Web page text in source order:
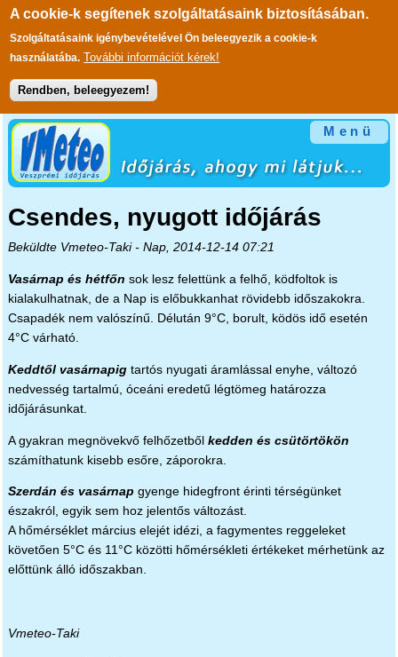
A cookie-k segítenek szolgáltatásaink biztosításában.
Szolgáltatásaink igénybevételével Ön beleegyezik a cookie-k
használatába. További információt kérek!
Rendben, beleegyezem!
Ugrás a tartalomra
Menü
Csendes, nyugott időjárás
Beküldte Vmeteo-Taki- Nap, 2014-12-14 07:21
Vasárnap és hétfőn sok lesz felettünk a felhő, ködfoltok is
kialakulhatnak, de a Nap is előbukkanhat rövidebb időszakokra.
Csapadék nem valószínű. Délután 9°C, borult, ködös idő esetén
4°C várható.
Keddtől vasárnapigtartós nyugati áramlással enyhe, változó
nedvesség tartalmú, óceáni eredetű légtömeg határozza
időjárásunkat.
A gyakran megnövekvő felhőzetből kedden és csütörtökön
számíthatunk kisebb esőre, záporokra.
Szerdán és vasárnap gyenge hidegfront érinti térségünket
északról, egyik sem hoz jelentős változást.
A hőmérséklet március elejét idézi, a fagymentes reggeleket
követően 5°C és 11°C közötti hőmérsékleti értékeket mérhetünk az
előttünk álló időszakban.
Vmeteo-Taki